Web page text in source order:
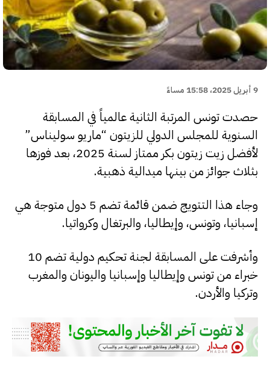
9 أبريل 2025، 15:58 مساءً
حصدت تونس المرتبة الثانية عالمياً في المسابقة
السنوية للمجلس الدولي للزيتون “ماريو سوليناس”
لأفضل زيت زيتون بكر ممتاز لسنة 2025، بعد فوزها
بثلاث جوائز من بينها ميدالية ذهبية.
وجاء هذا التتويج ضمن قائمة تضم 5 دول متوجة هي
إسبانيا، وتونس، وإيطاليا، والبرتغال وكرواتيا.
وأشرفت على المسابقة لجنة تحكيم دولية تضم 10
خبراء من تونس وإيطاليا وإسبانيا واليونان والمغرب
وتركيا والأردن.